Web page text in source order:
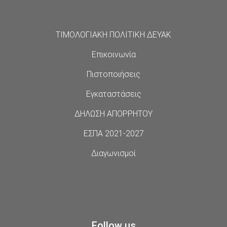
ΤΙΜΟΛΟΓΙΑΚΗ ΠΟΛΙΤΙΚΗ ΔΕΥΑΚ
Επικοινωνία
Πιστοποιήσεις
Εγκαταστάσεις
ΔΗΛΩΣΗ ΑΠΟΡΡΗΤΟΥ
ΕΣΠΑ 2021-2027
Διαγωνισμοί